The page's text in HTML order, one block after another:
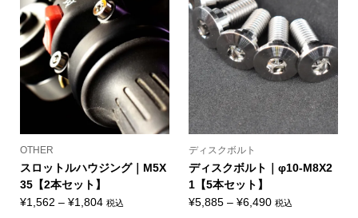
OTHER
スロットルハウジング｜M5X
35【2本セット】
¥1,562 – ¥1,804価税込
ディスクボルト
ディスクボルト｜φ10-M8X2
1【5本セット】
¥5,885 –¥6,490価税込